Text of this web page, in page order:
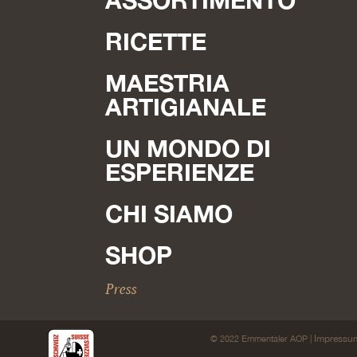
RICETTE
MAESTRIA
ARTIGIANALE
UN MONDO DI
ESPERIENZE
CHI SIAMO
SHOP
Press
© 2022 Emmentaler AOP |